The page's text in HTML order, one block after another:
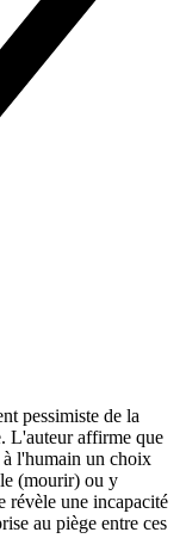
pessimiste de la
L'auteur affirme que
à l'humain un choix
(mourir) ou y
révèle une incapacité
au piège entre ces